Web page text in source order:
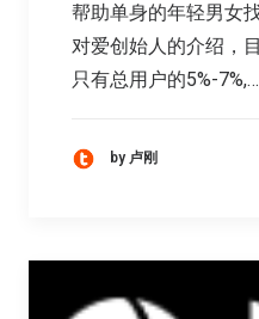
帮助单身的年轻男女
对爱创始人的介绍，
只有总用户的5%-7%,…
by 卢刚